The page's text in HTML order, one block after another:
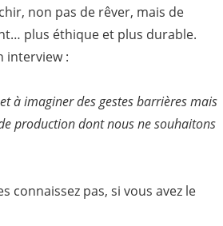
non pas de rêver, mais de
plus éthique et plus durable.
interview :
à imaginer des gestes barrières mais
production dont nous ne souhaitons
connaissez pas, si vous avez le